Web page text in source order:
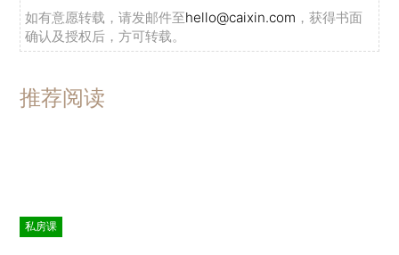
如有意愿转载，请发邮件至hello@caixin.com ，获得书面
确认及授权后，方可转载。
推荐阅读
私房课